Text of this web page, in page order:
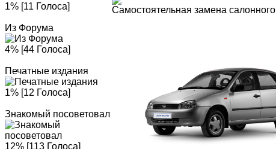
1% [11 Голоса]
Из Форума
4% [44 Голоса]
Печатные издания
1% [12 Голоса]
Знакомый посоветовал
12% [113 Голоса]
Самостоятельная замена